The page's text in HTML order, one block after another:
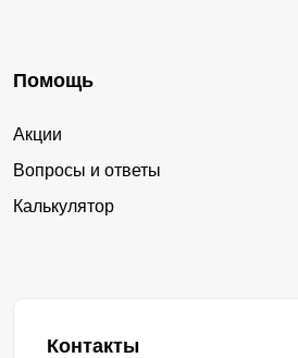
Помощь
Акции
Вопросы и ответы
Калькулятор
Контакты